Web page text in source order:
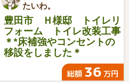
たいわ。
豊田市 Ｈ様邸 トイレリ
フォーム トイレ改装工事
＊*床補強やコンセントの
移設をしました＊
総額 36 万円